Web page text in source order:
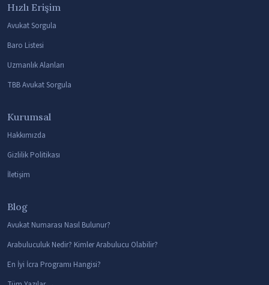
Hızlı Erişim
Avukat Sorgula
Baro Listesi
Uzmanlık Alanları
TBB Avukat Sorgula
Kurumsal
Hakkımızda
Gizlilik Politikası
İletişim
Blog
Avukat Numarası Nasıl Bulunur?
Arabuluculuk Nedir? Kimler Arabulucu Olabilir?
En İyi İcra Programı Hangisi?